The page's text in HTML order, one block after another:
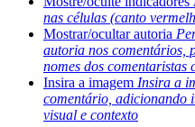
nas células (canto
Mostrar/ocultar autoria
autoria nos comentários,
nomes dos comentaristas
Insira a imagem Insira a
comentário, adicionando
visual e contexto